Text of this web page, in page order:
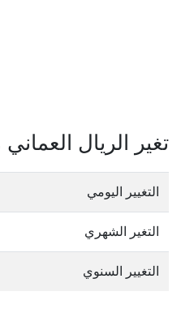
تغير الريال
التغيير اليومي
التغير الشهري
التغيير السنوي